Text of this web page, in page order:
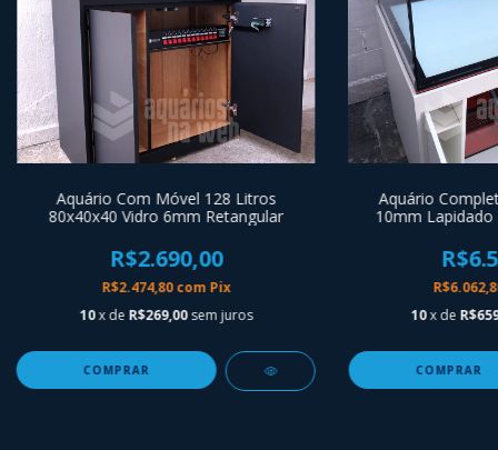
Aquário Com Móvel 128 Litros
80x40x40 Vidro 6mm Retangular
R$2.690,00
R$2.474,80com Pix
10x de R$269,00 sem juros
Aquário
10mm Lapidado
10x de